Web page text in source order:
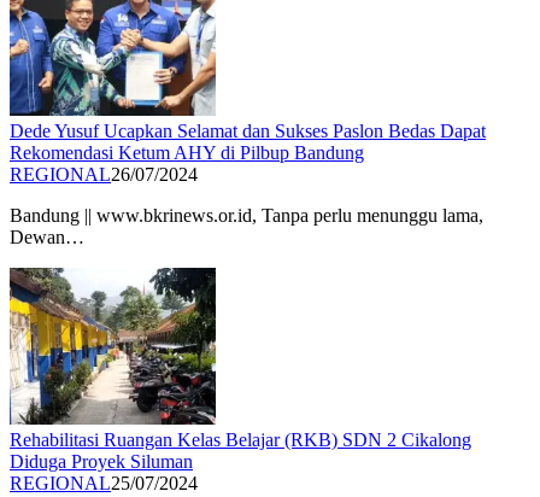
Dede Yusuf Ucapkan Selamat dan Sukses Paslon Bedas Dapat
Rekomendasi Ketum AHY di Pilbup Bandung
REGIONAL26/07/2024
Bandung || www.bkrinews.or.id, Tanpa perlu menunggu lama,
Dewan…
Rehabilitasi Ruangan Kelas Belajar (RKB) SDN 2 Cikalong
Diduga Proyek Siluman
REGIONAL25/07/2024